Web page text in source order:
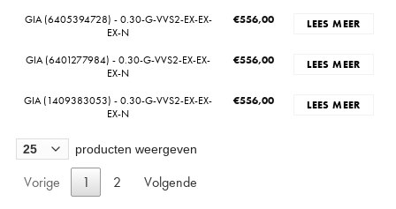
GIA (6405394728) - 0.30-G-VVS2-EX-EX-
EX-N
€556,00 LEES MEER
GIA (6401277984) - 0.30-G-VVS2-EX-EX-
EX-N
€556,00 LEES MEER
GIA (1409383053) - 0.30-G-VVS2-EX-EX-
EX-N
€556,00 LEES MEER
producten weergeven
Vorige 1 2 Volgende